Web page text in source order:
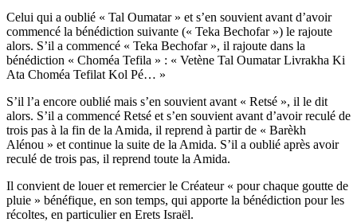
Celui qui a oublié « Tal Oumatar » et s’en souvient avant d’avoir
commencé la bénédiction suivante (« Teka Bechofar ») le rajoute
alors. S’il a commencé « Teka Bechofar », il rajoute dans la
bénédiction « Choméa Tefila » : « Vetène Tal Oumatar Livrakha Ki
Ata Choméa Tefilat Kol Pé… »
S’il l’a encore oublié mais s’en souvient avant « Retsé », il le dit
alors. S’il a commencé Retsé et s’en souvient avant d’avoir reculé de
trois pas à la fin de la Amida, il reprend à partir de « Barèkh
Alénou » et continue la suite de la Amida. S’il a oublié après avoir
reculé de trois pas, il reprend toute la Amida.
Il convient de louer et remercier le Créateur « pour chaque goutte de
pluie » bénéfique, en son temps, qui apporte la bénédiction pour les
récoltes, en particulier en Erets Israël.